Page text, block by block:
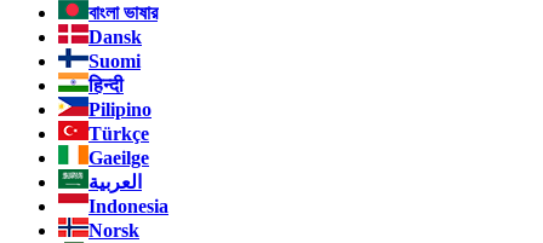
বাংলা ভাষার
Dansk
Suomi
हिन्दी
Pilipino
Türkçe
Gaeilge
العربية
Indonesia
Norsk‎